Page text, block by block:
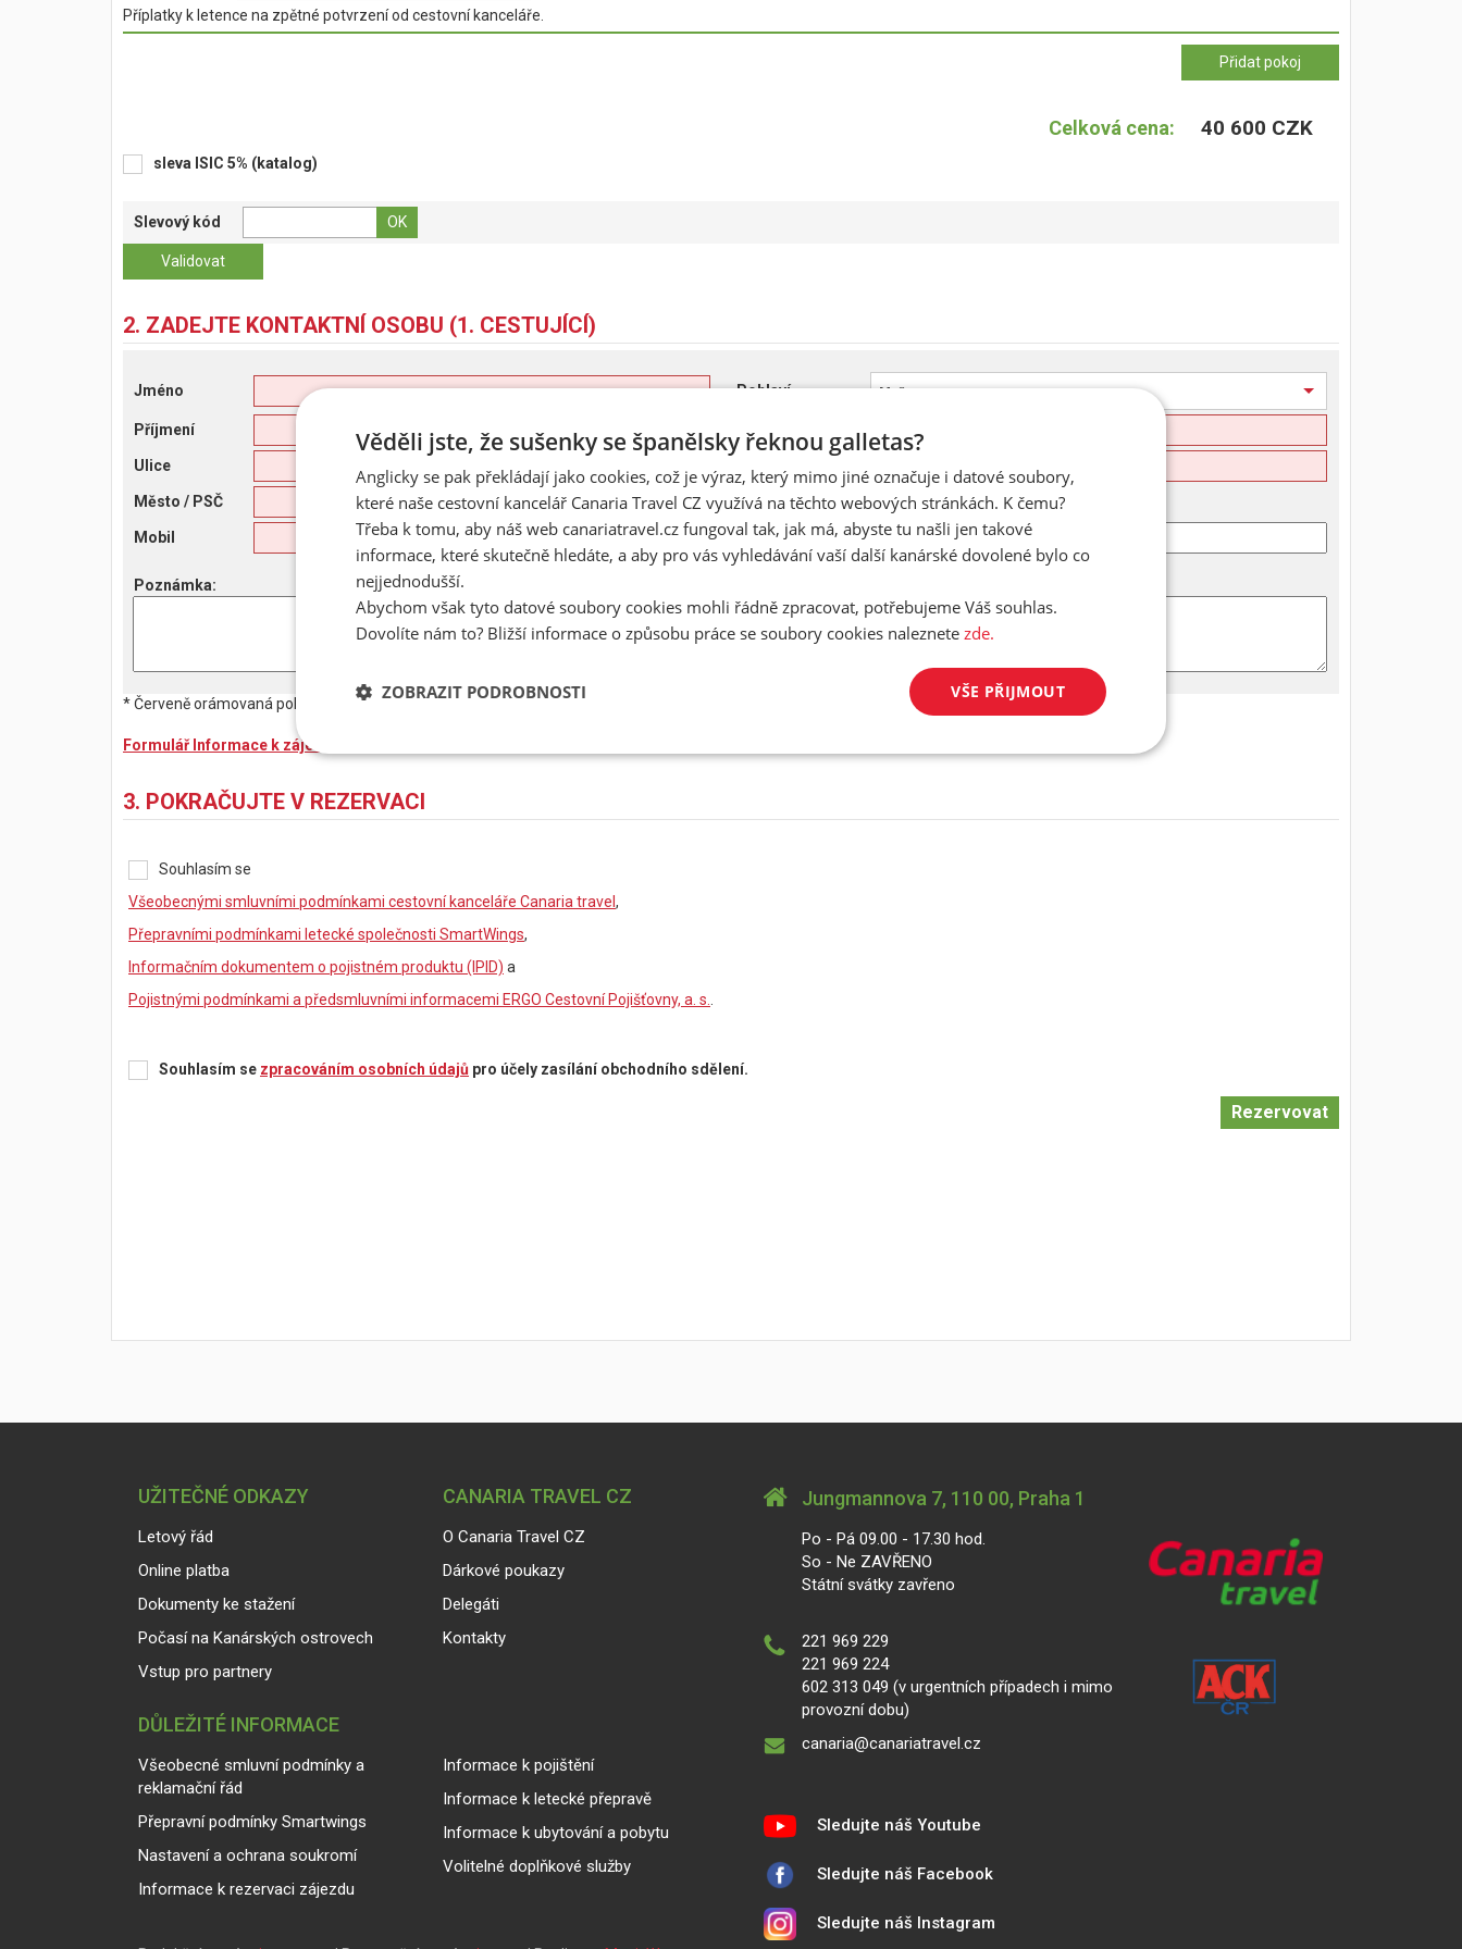
Příplatky k letence na zpětné potvrzení od cestovní kanceláře.
Celková cena: 40 600 CZK
sleva ISIC 5% (katalog)
Slevový kód
2. ZADEJTE KONTAKTNÍ OSOBU (1. CESTUJÍCÍ)
Jméno Pohlaví Muž
Příjmení Datum narození
Ulice
Město / PSČ /
Mobil Telefon
Poznámka:
* Červeně orámovaná pole jsou povinná. Bez jejich vyplnění nelze pokračovat v rezervaci!
Formulář Informace k zájezdu
3. POKRAČUJTE V REZERVACI
Souhlasím se
Všeobecnými smluvními podmínkami cestovní kanceláře Canaria travel ,
Přepravními podmínkami letecké společnosti SmartWings,
Informačním dokumentem o pojistném produktu (IPID) a
Pojistnými podmínkami a předsmluvními informacemi ERGO Cestovní Pojišťovny, a. s.
Souhlasím se zpracováním osobních údajů pro účely zasílání obchodního sdělení.
UŽITEČNÉ ODKAZY
Letový řád
Online platba
Dokumenty ke stažení
Počasí na Kanárských ostrovech
Vstup pro partnery
CANARIA TRAVEL CZ
O Canaria Travel CZ
Dárkové poukazy
Delegáti
Kontakty
DŮLEŽITÉ INFORMACE
Všeobecné smluvní podmínky a
reklamační řád
Přepravní podmínky Smartwings
Nastavení a ochrana soukromí
Informace k rezervaci zájezdu
Informace k pojištění
Informace k letecké přepravě
Informace k ubytování a pobytu
Volitelné doplňkové služby
Jungmannova 7, 110 00, Praha 1
Po - Pá 09.00 - 17.30 hod.
So - Ne ZAVŘENO
Státní svátky zavřeno
221 969 229
221 969 224
602 313 049 (v urgentních případech i mimo
provozní dobu)
canaria@canariatravel.cz
Sledujte náš Youtube
Sledujte náš Facebook
Sledujte náš Instagram
Věděli jste, že sušenky se španělsky řeknou galletas?
Anglicky se pak překládají jako cookies, což je výraz, který mimo jiné označuje i datové soubory,
které naše cestovní kancelář Canaria Travel CZ využívá na těchto webových stránkách. K čemu?
Třeba k tomu, aby náš web canariatravel.cz fungoval tak, jak má, abyste tu našli jen takové
informace, které skutečně hledáte, a aby pro vás vyhledávání vaší další kanárské dovolené bylo co
nejjednodušší.
Abychom však tyto datové soubory cookies mohli řádně zpracovat, potřebujeme Váš souhlas.
Dovolíte nám to? Bližší informace o způsobu práce se soubory cookies naleznete zde.
VŠE PŘIJMOUT
ZOBRAZIT PODROBNOSTI